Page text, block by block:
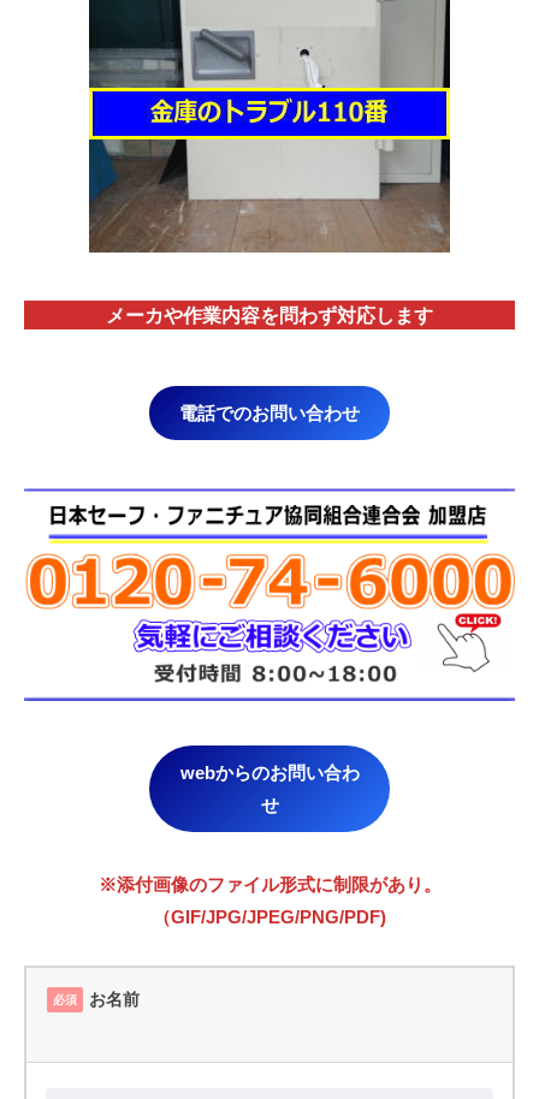
メーカや作業内容を問わず対応します
電話でのお問い合わせ
webからのお問い合わ
せ
※添付画像のファイル形式に制限があり。
（GIF/JPG/JPEG/PNG/PDF)
必須 お名前